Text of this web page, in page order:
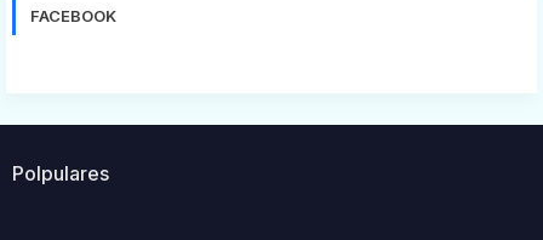
FACEBOOK
Polpulares